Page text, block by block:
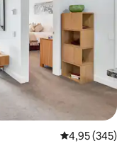
4,95 av 5 i
4,95 (345)